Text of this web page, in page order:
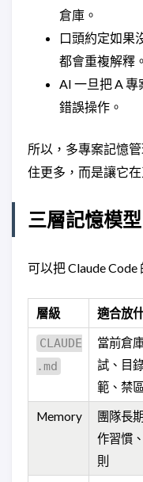
倉庫。
口頭約定如果
都會重複解釋。
AI 一旦把 A
錯誤操作。
所以，多專案記憶
住更多，而是讓它
三層記憶模型
可以把 Claude Code
層級 適合放
CLAUDE
.md
當前倉
試、目
範、禁
Memory
團隊長
作習慣
則